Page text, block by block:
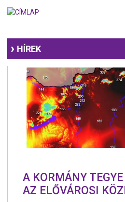
HÍREK
A KORMÁNY
AZ ELŐVÁROSI